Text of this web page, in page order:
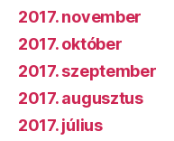
2017. november
2017. október
2017. szeptember
2017. augusztus
2017. július